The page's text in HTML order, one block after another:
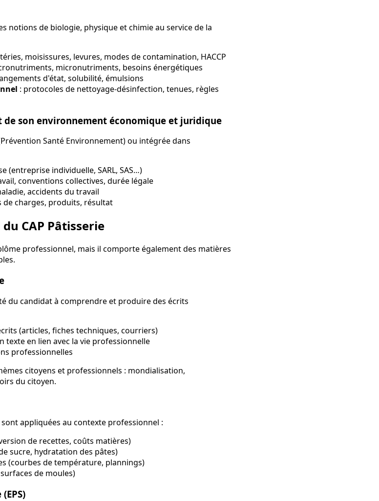
notions de biologie, physique et chimie au service de la
moisissures, levures, modes de contamination, HACCP
micronutriments, besoins énergétiques
d'état, solubilité, émulsions
: protocoles de nettoyage-désinfection, tenues, règles
de son environnement économique et juridique
Santé Environnement) ou intégrée dans
(entreprise individuelle, SARL, SAS…)
conventions collectives, durée légale
accidents du travail
de charges, produits, résultat
CAP Pâtisserie
professionnel, mais il comporte également des matières
du candidat à comprendre et produire des écrits
(articles, fiches techniques, courriers)
en lien avec la vie professionnelle
professionnelles
citoyens et professionnels : mondialisation,
du citoyen.
appliquées au contexte professionnel :
de recettes, coûts matières)
sucre, hydratation des pâtes)
(courbes de température, plannings)
de moules)